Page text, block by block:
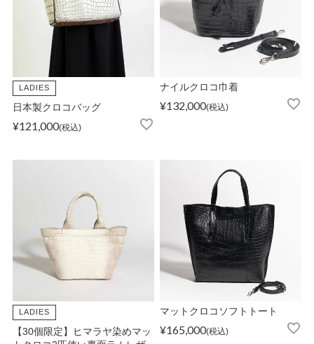
員登録
定商取引法に基づく表示
LADIES
日本製クロコバッグ
¥121,000 税込
ナイルクロコ巾着
¥132,000 税込
LADIES
【30個限定】ヒマラヤ染めマッ
マットクロコソフトトート
¥165,000 税込